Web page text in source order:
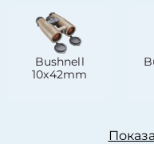
Bushnell
10x42mm